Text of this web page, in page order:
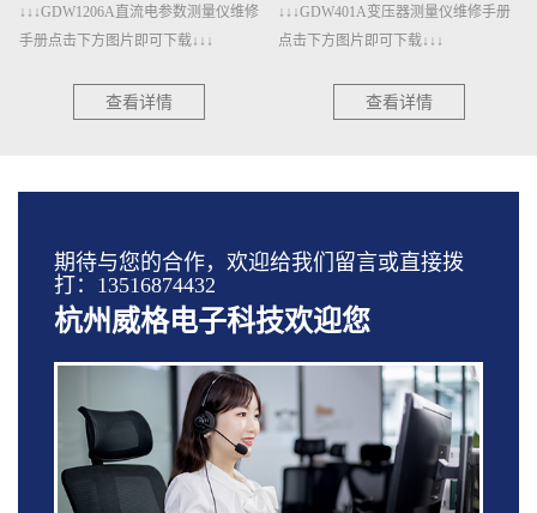
↓↓↓GDW1206A直流电参数测量仪维修
手册点击下方图片即可下载↓↓↓
查看详情
↓↓↓GDW401A变压器测量仪维修手册
点击下方图片即可下载↓↓↓
查看详情
期待与您的合作，欢迎给我们留言或直接拨
打：13516874432
杭州威格电子科技欢迎您